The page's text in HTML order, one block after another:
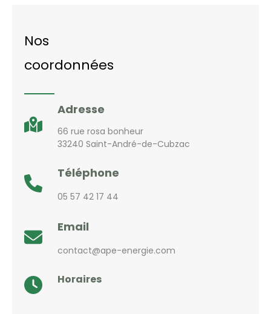
Nos
coordonnées
Adresse
66 rue rosa bonheur
33240 Saint-André-de-Cubzac
Téléphone
05 57 42 17 44
Email
contact@ape-energie.com
Horaires